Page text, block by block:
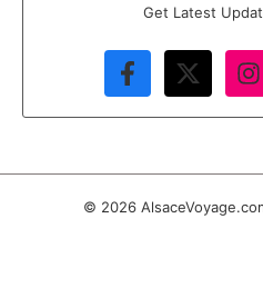
Get Latest
© 2026